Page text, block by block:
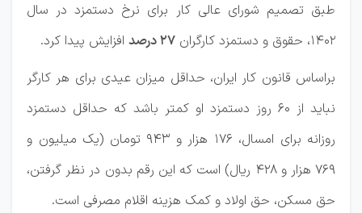
طبق تصمیم شورای عالی کار برای نرخ دستمزد در سال
۱۴۰۲، حقوق و دستمزد کارگران
۲۷ درصد
افزایش پیدا کرد.
براساس قانون کار ایران، حداقل میزان عیدی برای هر کارگر
نباید از ۶۰ روز دستمزد او کمتر باشد که حداقل دستمزد
روزانه برای امسال، ۱۷۶ هزار و ۹۴۳ تومان (یک میلیون و
۷۶۹ هزار و ۴۲۸ ریال) است که این رقم بدون در نظر گرفتن،
حق مسکن، حق اولاد و کمک هزینه اقلام مصرفی است.